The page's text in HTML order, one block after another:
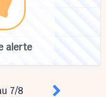
alerte
7/8